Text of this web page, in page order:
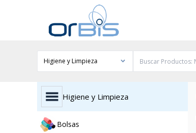
Higiene y Limpieza
Higiene y Limpieza
Bolsas